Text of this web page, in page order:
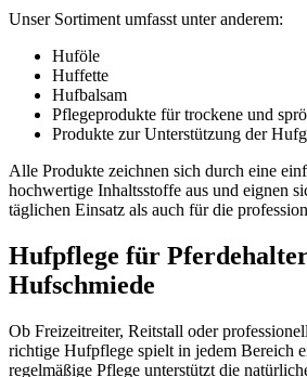
Unser Sortiment umfasst unter anderem:
Huföle
Huffette
Hufbalsam
Pflegeprodukte für trockene und
Produkte zur Unterstützung der
Alle Produkte zeichnen sich durch eine
hochwertige Inhaltsstoffe aus und eignen
täglichen Einsatz als auch für die
Hufpflege für
Hufschmiede
Ob Freizeitreiter, Reitstall oder
richtige Hufpflege spielt in jedem Bereich
regelmäßige Pflege unterstützt die